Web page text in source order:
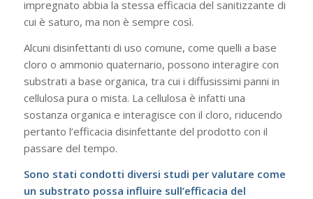
impregnato abbia la stessa efficacia del sanitizzante di
cui è saturo, ma non è sempre così.
Alcuni disinfettanti di uso comune, come quelli a base
cloro o ammonio quaternario, possono interagire con
substrati a base organica, tra cui i diffusissimi panni in
cellulosa pura o mista. La cellulosa è infatti una
sostanza organica e interagisce con il cloro, riducendo
pertanto l’efficacia disinfettante del prodotto con il
passare del tempo.
Sono stati condotti diversi studi per valutare come
un substrato possa influire sull’efficacia del